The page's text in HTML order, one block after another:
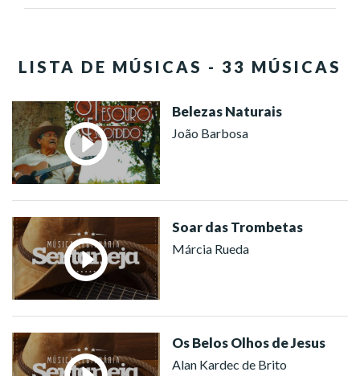
LISTA DE MÚSICAS - 33 MÚSICAS
Belezas Naturais
João Barbosa
Soar das Trombetas
Márcia Rueda
Os Belos Olhos de Jesus
Alan Kardec de Brito